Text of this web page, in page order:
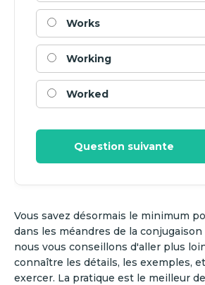
Works
Working
Worked
Question suivante
Vous savez désormais le minimum
dans les méandres de la conjugaison
nous vous conseillons d'aller plus
connaître les détails, les exemples,
exercer. La pratique est le meilleur